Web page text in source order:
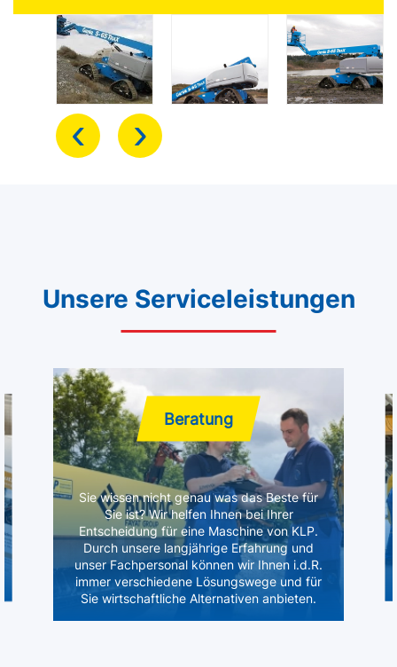
‹ ›
Unsere Serviceleistungen
Beratung
Sie wissen nicht genau was das Beste für
Sie ist? Wir helfen Ihnen bei Ihrer
Entscheidung für eine Maschine von KLP.
Durch unsere langjährige Erfahrung und
unser Fachpersonal können wir Ihnen i.d.R.
immer verschiedene Lösungswege und für
Sie wirtschaftliche Alternativen anbieten.